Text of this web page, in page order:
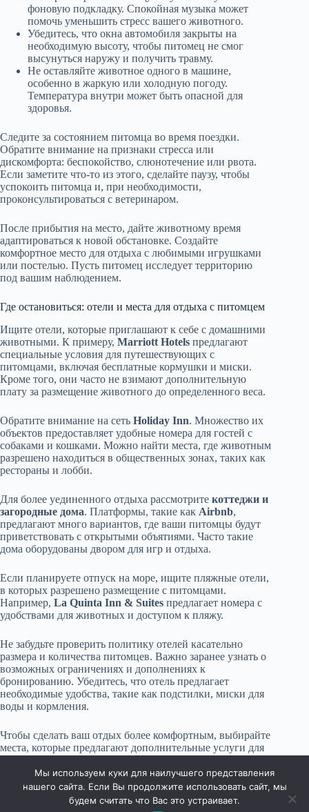
фоновую подкладку. Спокойная музыка может
помочь уменьшить стресс вашего животного.
Убедитесь, что окна автомобиля закрыты на
необходимую высоту, чтобы питомец не смог
высунуться наружу и получить травму.
Не оставляйте животное одного в машине,
особенно в жаркую или холодную погоду.
Температура внутри может быть опасной для
здоровья.
Следите за состоянием питомца во время поездки.
Обратите внимание на признаки стресса или
дискомфорта: беспокойство, слюнотечение или рвота.
Если заметите что-то из этого, сделайте паузу, чтобы
успокоить питомца и, при необходимости,
проконсультироваться с ветеринаром.
После прибытия на место, дайте животному время
адаптироваться к новой обстановке. Создайте
комфортное место для отдыха с любимыми игрушками
или постелью. Пусть питомец исследует территорию
под вашим наблюдением.
Где остановиться: отели и места для отдыха с питомцем
Ищите отели, которые приглашают к себе с домашними
животными. К примеру, Marriott Hotels предлагают
специальные условия для путешествующих с
питомцами, включая бесплатные кормушки и миски.
Кроме того, они часто не взимают дополнительную
плату за размещение животного до определенного веса.
Обратите внимание на сеть Holiday Inn. Множество их
объектов предоставляет удобные номера для гостей с
собаками и кошками. Можно найти места, где животным
разрешено находиться в общественных зонах, таких как
рестораны и лобби.
Для более уединенного отдыха рассмотрите коттеджи и
загородные дома. Платформы, такие как Airbnb,
предлагают много вариантов, где ваши питомцы будут
приветствовать с открытыми объятиями. Часто такие
дома оборудованы двором для игр и отдыха.
Если планируете отпуск на море, ищите пляжные отели,
в которых разрешено размещение с питомцами.
Например, La Quinta Inn & Suites предлагает номера с
удобствами для животных и доступом к пляжу.
Не забудьте проверить политику отелей касательно
размера и количества питомцев. Важно заранее узнать о
возможных ограничениях и дополнениях к
бронированию. Убедитесь, что отель предлагает
необходимые удобства, такие как подстилки, миски для
воды и кормления.
Чтобы сделать ваш отдых более комфортным, выбирайте
места, которые предлагают дополнительные услуги для
консьержа по запросу.
Мы используем куки для наилучшего представления
нашего сайта. Если Вы продолжите использовать сайт, мы
будем считать что Вас это устраивает.